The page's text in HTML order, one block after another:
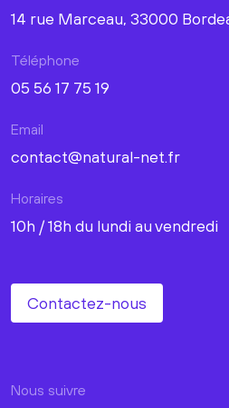
14 rue Marceau, 33000
Téléphone
05 56 17 75 19
Email
contact@natural-net.fr
Horaires
10h / 18h du lundi au vendredi
Contactez-nous
Nous suivre